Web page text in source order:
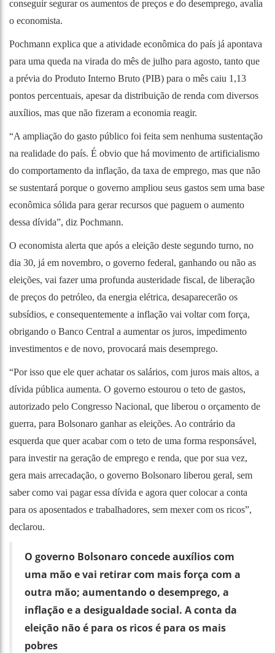
conseguir segurar os aumentos de preços e do desemprego, avalia
o economista.
Pochmann explica que a atividade econômica do país já apontava
para uma queda na virada do mês de julho para agosto, tanto que
a prévia do Produto Interno Bruto (PIB) para o mês caiu 1,13
pontos percentuais, apesar da distribuição de renda com diversos
auxílios, mas que não fizeram a economia reagir.
“A ampliação do gasto público foi feita sem nenhuma sustentação
na realidade do país. É obvio que há movimento de artificialismo
do comportamento da inflação, da taxa de emprego, mas que não
se sustentará porque o governo ampliou seus gastos sem uma base
econômica sólida para gerar recursos que paguem o aumento
dessa dívida”, diz Pochmann.
O economista alerta que após a eleição deste segundo turno, no
dia 30, já em novembro, o governo federal, ganhando ou não as
eleições, vai fazer uma profunda austeridade fiscal, de liberação
de preços do petróleo, da energia elétrica, desaparecerão os
subsídios, e consequentemente a inflação vai voltar com força,
obrigando o Banco Central a aumentar os juros, impedimento
investimentos e de novo, provocará mais desemprego.
“Por isso que ele quer achatar os salários, com juros mais altos, a
dívida pública aumenta. O governo estourou o teto de gastos,
autorizado pelo Congresso Nacional, que liberou o orçamento de
guerra, para Bolsonaro ganhar as eleições. Ao contrário da
esquerda que quer acabar com o teto de uma forma responsável,
para investir na geração de emprego e renda, que por sua vez,
gera mais arrecadação, o governo Bolsonaro liberou geral, sem
saber como vai pagar essa dívida e agora quer colocar a conta
para os aposentados e trabalhadores, sem mexer com os ricos”,
declarou.
O governo Bolsonaro concede auxílios com
uma mão e vai retirar com mais força com a
outra mão; aumentando o desemprego, a
inflação e a desigualdade social. A conta da
eleição não é para os ricos é para os mais
pobres